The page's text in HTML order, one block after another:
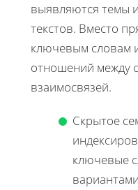
выявляются темы
текстов. Вместо
ключевым словам
отношений между
взаимосвязей.
Скрытое
ключевые